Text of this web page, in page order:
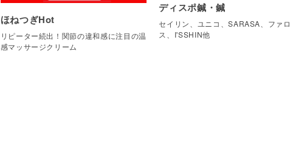
ほねつぎHot
リピーター続出！関節の違和感に注目の温
感マッサージクリーム
ディスポ鍼・鍼
セイリン、ユニコ、SARASA、ファロ
ス、I'SSHIN他